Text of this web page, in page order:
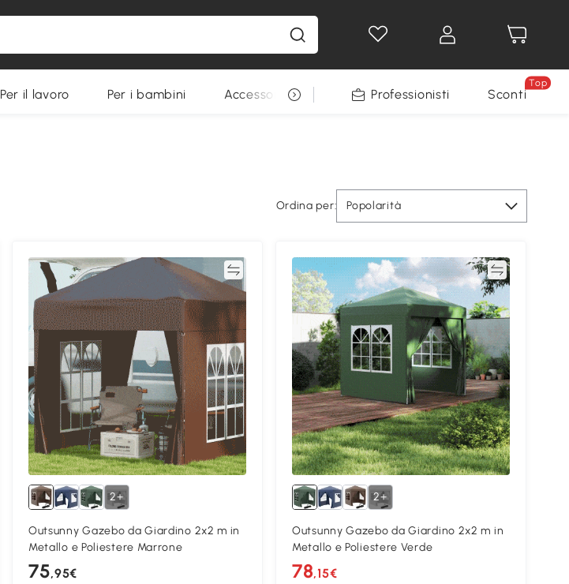
Per il lavoro Per i bambini Accessori per animali Professionisti Sconti
Top
Ordina per: Popolarità
Confronta
2+
Outsunny Gazebo da Giardino 2x2 m in
Metallo e Poliestere Marrone
75,95€
Confronta
2+
Outsunny Gazebo da Giardino 2x2 m in
Metallo e Poliestere Verde
78,15€